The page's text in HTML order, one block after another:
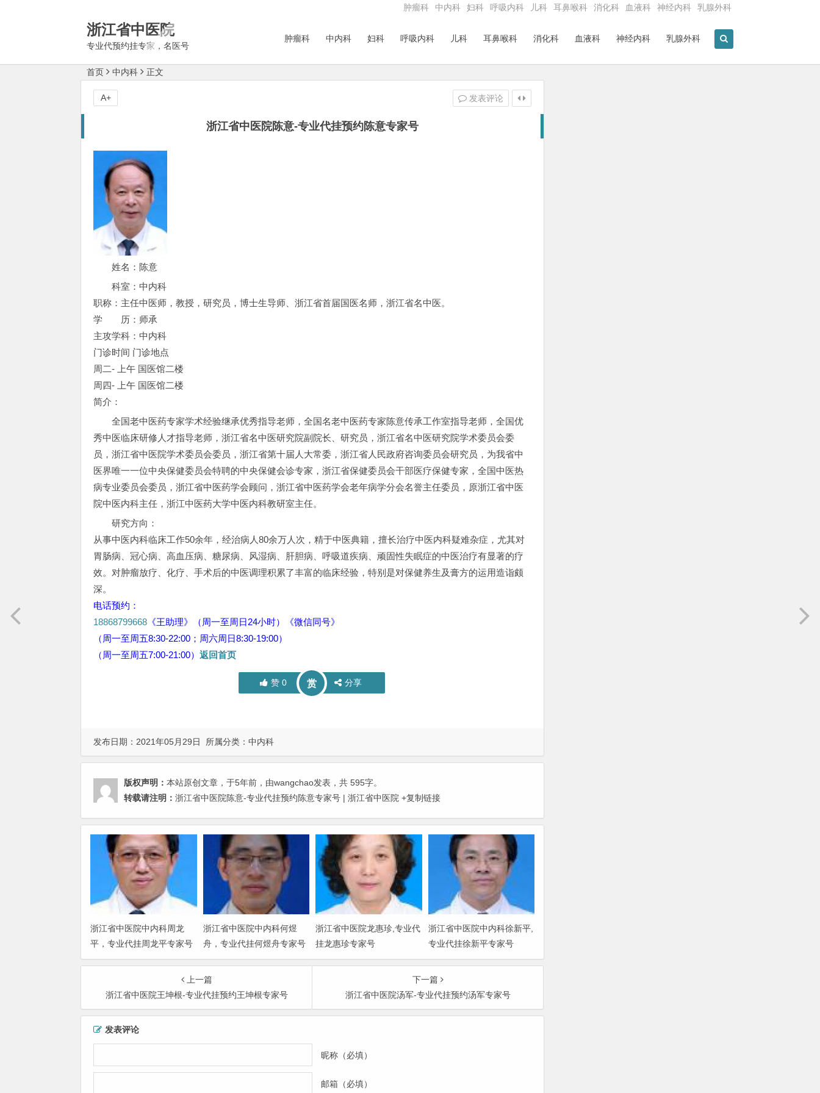
肿瘤科 中内科 妇科 呼吸内科 儿科 耳鼻喉科 消化科 血液科 神经内科 乳腺外科
浙江省中医院
专业代预约挂专家，名医号
肿瘤科 中内科 妇科 呼吸内科 儿科 耳鼻喉科 消化科 血液科 神经内科 乳腺外科
首页 中内科 正文
浙江省中医院陈意-专业代挂预约陈意专家号
姓名：陈意
科室：中内科
职称：主任中医师，教授，研究员，博士生导师、浙江省首届国医名师，浙江省名中医。
学 历：师承
主攻学科：中内科
门诊时间 门诊地点
周二- 上午 国医馆二楼
周四- 上午 国医馆二楼
简介：
全国老中医药专家学术经验继承优秀指导老师，全国名老中医药专家陈意传承工作室指导老师，全国优
秀中医临床研修人才指导老师，浙江省名中医研究院副院长、研究员，浙江省名中医研究院学术委员会委
员，浙江省中医院学术委员会委员，浙江省第十届人大常委，浙江省人民政府咨询委员会研究员，为我省中
医界唯一一位中央保健委员会特聘的中央保健会诊专家，浙江省保健委员会干部医疗保健专家，全国中医热
病专业委员会委员，浙江省中医药学会顾问，浙江省中医药学会老年病学分会名誉主任委员，原浙江省中医
院中医内科主任，浙江中医药大学中医内科教研室主任。
研究方向：
从事中医内科临床工作50余年，经治病人80余万人次，精于中医典籍，擅长治疗中医内科疑难杂症，尤其对
胃肠病、冠心病、高血压病、糖尿病、风湿病、肝胆病、呼吸道疾病、顽固性失眠症的中医治疗有显著的疗
效。对肿瘤放疗、化疗、手术后的中医调理积累了丰富的临床经验，特别是对保健养生及膏方的运用造诣颇
深。
电话预约：
18868799668 《王助理》（周一至周日24小时）《微信同号》
（周一至周五8:30-22:00；周六周日8:30-19:00）
（周一至周五7:00-21:00） 返回首页
赞0 赏 分享
发表评论
A+
发布日期：2021年05月29日 所属分类： 中内科
版权声明： 本站原创文章，于5年前，由wangchao发表，共 595字。
转载请注明： 浙江省中医院陈意-专业代挂预约陈意专家号 | 浙江省中医院 +复制链接
浙江省中医院中内科周龙
平，专业代挂周龙平专家号
浙江省中医院中内科何煜
舟，专业代挂何煜舟专家号
浙江省中医院龙惠珍,专业代
挂龙惠珍专家号
浙江省中医院中内科徐新平,
专业代挂徐新平专家号
上一篇
浙江省中医院王坤根-专业代挂预约王坤根专家号
下一篇
浙江省中医院汤军-专业代挂预约汤军专家号
发表评论
昵称（必填）
邮箱（必填）